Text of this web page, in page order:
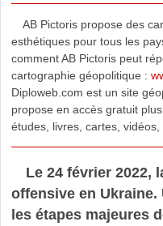
AB Pictoris propose des
esthétiques pour tous les
comment AB Pictoris peut
cartographie géopolitique :
Diploweb.com est un site
propose en accès gratuit
études, livres, cartes, vidéos,
Le 24 février 2022,
offensive en Ukraine.
les étapes majeures